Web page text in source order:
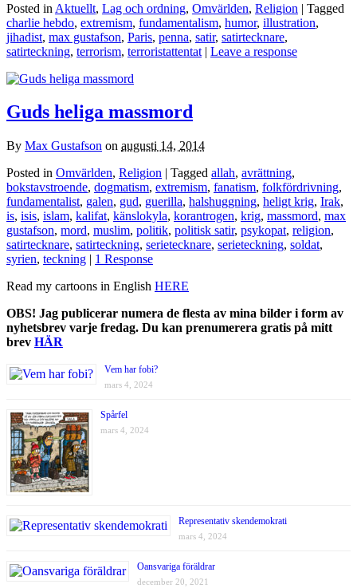
Posted in Aktuellt, Lag och ordning, Omvärlden, Religion | Tagged
charlie hebdo, extremism, fundamentalism, humor, illustration,
jihadist, max gustafson, Paris, penna, satir, satirtecknare,
satirteckning, terrorism, terroristattentat | Leave a response
Guds heliga massmord
By Max Gustafson on augusti 14, 2014
Posted in Omvärlden, Religion | Tagged allah, avrättning,
bokstavstroende, dogmatism, extremism, fanatism, folkfördrivning,
fundamentalist, galen, gud, guerilla, halshuggning, heligt krig, Irak,
is, isis, islam, kalifat, känslokyla, korantrogen, krig, massmord, max
gustafson, mord, muslim, politik, politisk satir, psykopat, religion,
satirtecknare, satirteckning, serietecknare, serieteckning, soldat,
syrien, teckning | 1 Response
Read my cartoons in English HERE
OBS! Jag publicerar numera de flesta av mina bilder i form av
nyhetsbrev varje fredag. Du kan prenumerera gratis på mitt
brev HÄR
Vem har fobi?
mars 4, 2024
Spårfel
mars 4, 2024
Representativ skendemokrati
mars 4, 2024
Oansvariga föräldrar
december 20, 2021